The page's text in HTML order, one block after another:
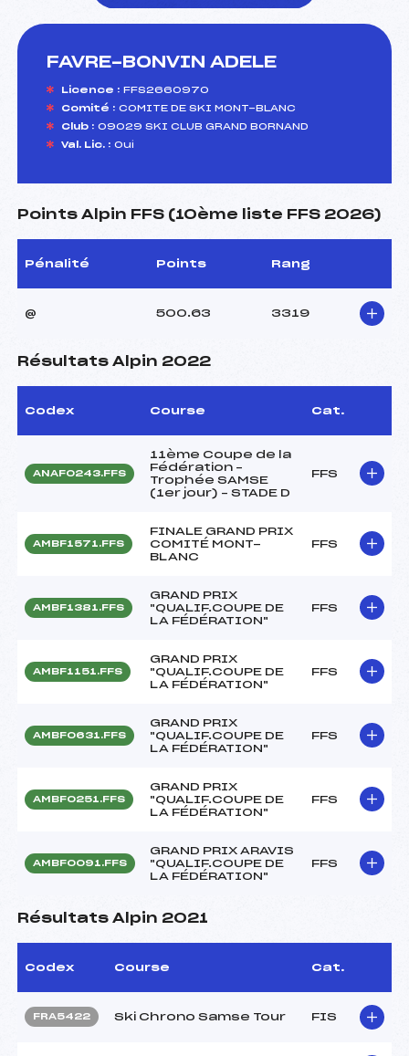
FAVRE-BONVIN ADELE
Licence : FFS2660970
Comité : COMITE DE SKI MONT-BLANC
Club : 09029 SKI CLUB GRAND BORNAND
Val. Lic. : Oui
Points Alpin FFS (10ème liste FFS 2026)
Pénalité Points Rang
@ 500.63 3319
Résultats Alpin 2022
Codex Course Cat.
ANAF0243.FFS
11ème Coupe de la
Fédération –
Trophée SAMSE
(1er jour) – STADE D
FFS
AMBF1571.FFS
FINALE GRAND PRIX
COMITÉ MONT-
BLANC
FFS
AMBF1381.FFS
GRAND PRIX
"QUALIF.COUPE DE
LA FÉDÉRATION"
FFS
AMBF1151.FFS
GRAND PRIX
"QUALIF.COUPE DE
LA FÉDÉRATION"
FFS
AMBF0631.FFS
GRAND PRIX
"QUALIF.COUPE DE
LA FÉDÉRATION"
FFS
AMBF0251.FFS
GRAND PRIX
"QUALIF.COUPE DE
LA FÉDÉRATION"
FFS
AMBF0091.FFS
GRAND PRIX ARAVIS
"QUALIF.COUPE DE
LA FÉDÉRATION"
FFS
Résultats Alpin 2021
Codex Course Cat.
FRA5422 Ski Chrono Samse Tour FIS